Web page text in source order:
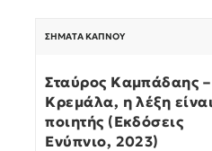
ΣΉΜΑΤΑ ΚΑΠΝΟΎ
Σταύρος Καμπάδαης –
Κρεμάλα, η λέξη
ποιητής (Εκδόσεις
Ενύπνιο, 2023)